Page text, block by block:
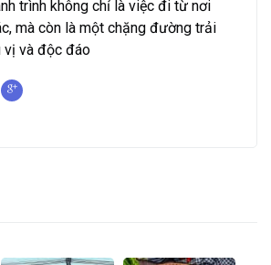
trình không chỉ là việc đi từ nơi
mà còn là một chặng đường trải
vị và độc đáo